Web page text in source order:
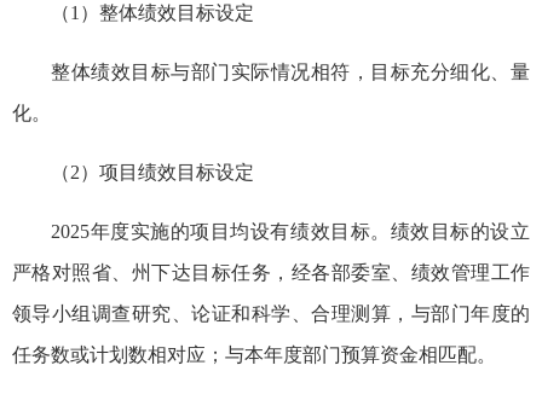
（1）整体绩效目标设定
整体绩效目标与部门实际情况相符，目标充分细化、量
化。
（2）项目绩效目标设定
2025年度实施的项目均设有绩效目标。绩效目标的设立
严格对照省、州下达目标任务，经各部委室、绩效管理工作
领导小组调查研究、论证和科学、合理测算，与部门年度的
任务数或计划数相对应；与本年度部门预算资金相匹配。